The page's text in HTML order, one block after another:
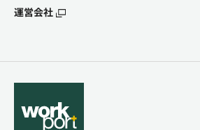
運営会社